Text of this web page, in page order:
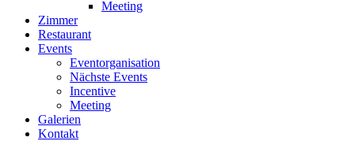
Meeting
Zimmer
Restaurant
Events
Eventorganisation
Nächste Events
Incentive
Meeting
Galerien
Kontakt